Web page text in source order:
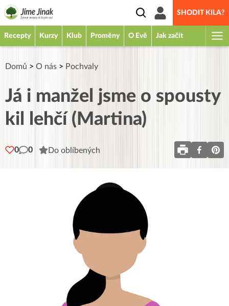
SHODIT KILA?
Recepty Kurzy Klub Proměny O Evě Jak začít
Domů > O nás > Pochvaly
Já i manžel jsme o spousty
kil lehčí (Martina)
0 0 Do oblíbených